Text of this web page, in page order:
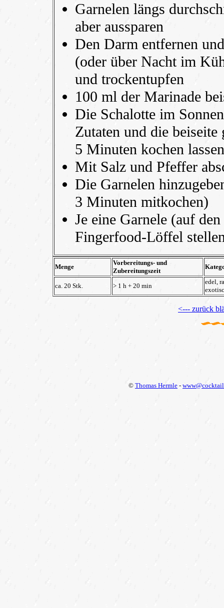
Garnelen längs
aber aussparen
Den Darm entfernen
(oder über Nacht im
und trockentupfen
100 ml der Marinade
Die Schalotte im
Zutaten und die beiseite
5 Minuten kochen lassen
Mit Salz und Pfeffer
Die Garnelen
3 Minuten mitkochen)
Je eine Garnele (auf
Fingerfood-Löffel
Menge
Vorbereitungs- und
Zubereitungszeit
ca. 20 Stk. > 1 h + 20 min
edel,
<--- zurück
© Thomas Hermle -